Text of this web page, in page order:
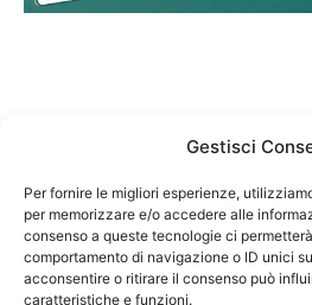
Gestisci
Per fornire le migliori esperienze,
per memorizzare e/o accedere alle
consenso a queste tecnologie ci
comportamento di navigazione o ID unici
acconsentire o ritirare il consenso può
caratteristiche e funzioni.
Federazione Nazionale
codice fiscale
Responsabile sito internet